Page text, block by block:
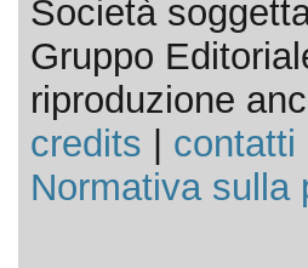
Società
Gruppo
riproduzione
credits
contatti
Normativa sulla